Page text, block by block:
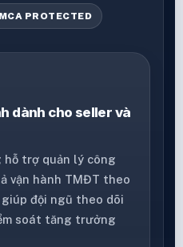
PROTECTED
dành cho seller và
hỗ trợ quản lý công
vận hành TMĐT theo
đội ngũ theo dõi
soát tăng trưởng